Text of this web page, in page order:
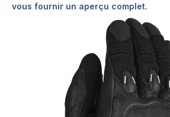
vous fournir un aperçu complet.